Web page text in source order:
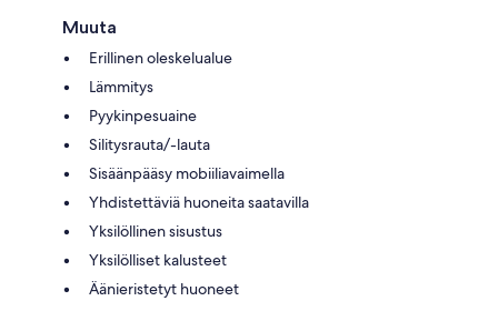
Muuta
Erillinen oleskelualue
Lämmitys
Pyykinpesuaine
Silitysrauta/-lauta
Sisäänpääsy mobiiliavaimella
Yhdistettäviä huoneita saatavilla
Yksilöllinen sisustus
Yksilölliset kalusteet
Äänieristetyt huoneet